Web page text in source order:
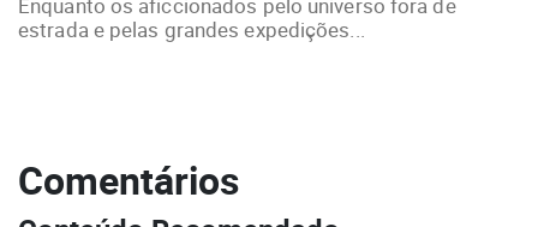
estrada e pelas grandes expedições...
Comentários